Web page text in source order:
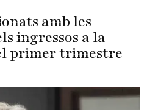
amb les
ingressos a la
primer trimestre